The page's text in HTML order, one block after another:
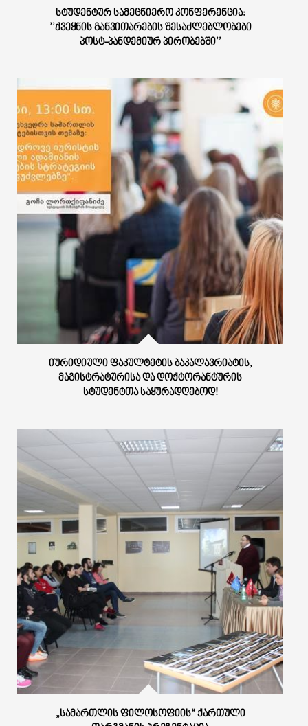
ᲡᲢᲣᲓᲔᲜᲢᲣᲠ ᲡᲐᲛᲔᲪᲜᲘᲔᲠᲝ ᲙᲝᲜᲤᲔᲠᲔᲜᲪᲘᲐ:
’’ᲥᲕᲔᲧᲜᲘᲡ ᲒᲐᲜᲕᲘᲗᲐᲠᲔᲑᲘᲡ ᲨᲔᲡᲐᲫᲚᲔᲑᲚᲝᲑᲔᲑᲘ
ᲞᲝᲡᲢ-ᲞᲐᲜᲓᲔᲛᲘᲣᲠ ᲞᲘᲠᲝᲑᲔᲑᲨᲘ’’
ᲘᲣᲠᲘᲓᲘᲣᲚᲘ ᲤᲐᲙᲣᲚᲢᲔᲢᲘᲡ ᲑᲐᲙᲐᲚᲐᲕᲠᲘᲐᲢᲘᲡ,
ᲛᲐᲒᲘᲡᲢᲠᲐᲢᲣᲠᲘᲡᲐ ᲓᲐ ᲓᲝᲥᲢᲝᲠᲐᲜᲢᲣᲠᲘᲡ
ᲡᲢᲣᲓᲔᲜᲢᲗᲐ ᲡᲐᲧᲣᲠᲐᲓᲦᲔᲑᲝᲓ!
„ᲡᲐᲛᲐᲠᲗᲚᲘᲡ ᲤᲘᲚᲝᲡᲝᲤᲘᲘᲡ“ ᲥᲐᲠᲗᲣᲚᲘ